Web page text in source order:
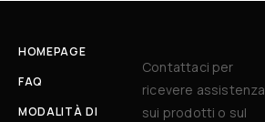
HOMEPAGE
FAQ
MODALITÀ DI
Contattaci per
ricevere assistenza
sui prodotti o sul